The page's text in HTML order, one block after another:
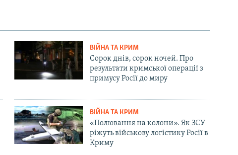
ВІЙНА ТА КРИМ
Сорок днів, сорок ночей. Про
результати кримської операції з
примусу Росії до миру
ВІЙНА ТА КРИМ
«Полювання на колони». Як ЗСУ
ріжуть військову логістику Росії в
Криму